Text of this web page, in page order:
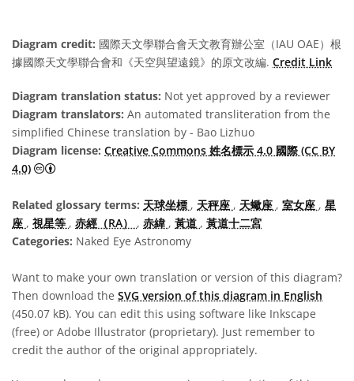
Diagram credit: 國際天文學聯合會天文教育辦公室（IAU OAE）根
據國際天文學聯合會和《天空與望遠鏡》的原文改編. Credit Link
Diagram translation status: Not yet approved by a reviewer
Diagram translators: An automated transliteration from the
simplified Chinese translation by - Bao Lizhuo
Diagram license: Creative Commons 姓名標示 4.0 國際 (CC BY
4.0)
Creative Commons 姓名標示 4.0 國際 (CC BY 4.0) icons
Related glossary terms: 天球坐標 , 天秤座 , 天蠍座 , 室女座 , 星
座 , 視星等 , 赤經（RA） , 赤緯 , 黃道 , 黃道十二宮
Categories: Naked Eye Astronomy
Want to make your own translation or version of this diagram?
Then download the SVG version of this diagram in English
(450.07 kB). You can edit this using software like Inkscape
(free) or Adobe Illustrator (proprietary). Just remember to
credit the author of the original appropriately.